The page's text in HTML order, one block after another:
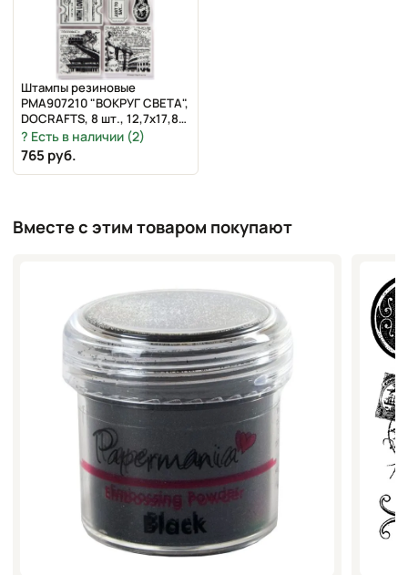
Штампы резиновые
PMA907210 "ВОКРУГ СВЕТА",
DOCRAFTS, 8 шт., 12,7х17,8
смЕсть в наличии (2)
765 руб.
Вместе с этим товаром покупают